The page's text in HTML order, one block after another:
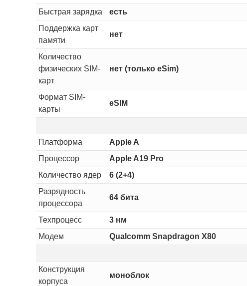
Быстрая зарядка
есть
Поддержка карт
памяти
нет
Количество
физических SIM-
карт
нет (только eSim)
Формат SIM-
карты
eSIM
Платформа
Apple A
Процессор
Apple A19 Pro
Количество ядер
6 (2+4)
Разрядность
процессора
64 бита
Техпроцесс
3 нм
Модем
Qualcomm Snapdragon X80
Конструкция
корпуса
моноблок